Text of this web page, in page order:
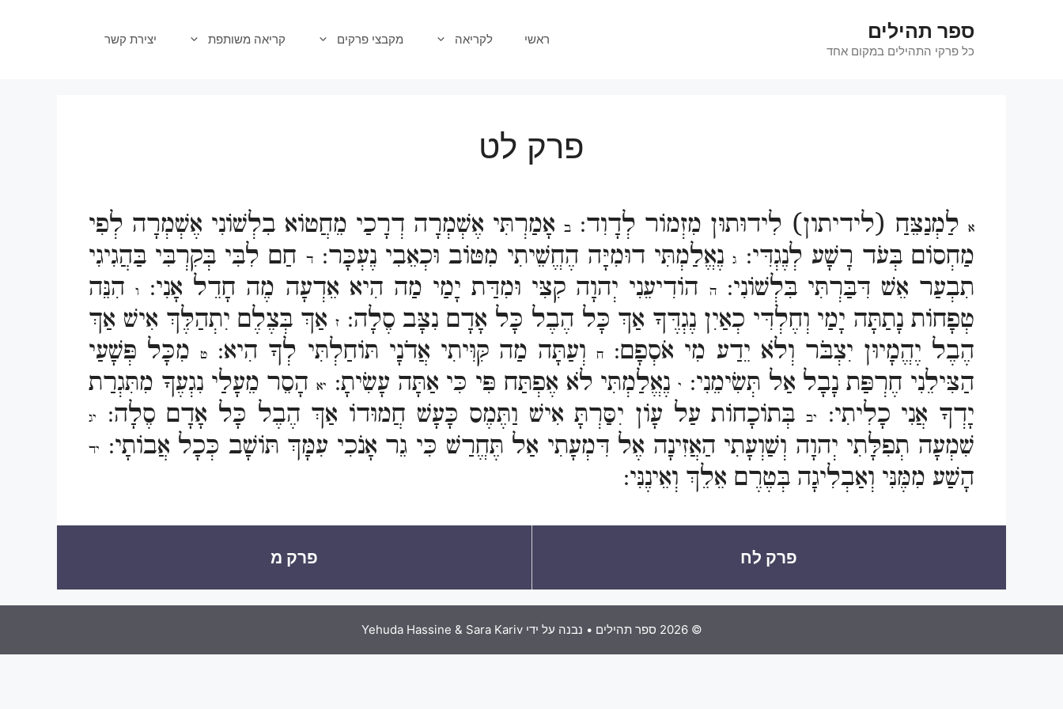
ספר תהילים
כל פרקי התהילים במקום אחד
ראשי לקריאה מקבצי פרקים קריאה משותפת יצירת קשר
פרק לט
א לַמְנַצֵּחַ (לידיתון) לִידוּתוּן מִזְמוֹר לְדָוִד: ב אָמַרְתִּי אֶשְׁמְרָה דְרָכַי מֵחֲטוֹא בִלְשׁוֹנִי אֶשְׁמְרָה לְפִי
מַחְסוֹם בְּעֹד רָשָׁע לְנֶגְדִּי:
גנֶאֱלַמְתִּי דוּמִיָּה הֶחֱשֵׁיתִי מִטּוֹב וּכְאֵבִי נֶעְכָּר:ד חַם לִבִּי בְּקִרְבִּי בַּהֲגִיגִי
תִבְעַר אֵשׁ דִּבַּרְתִּי בִּלְשׁוֹנִי:ה הוֹדִיעֵנִי יְהוָה קִצִּי וּמִדַּת יָמַי מַה הִיא אֵדְעָה מֶה חָדֵל אָנִי: והִנֵּה
טְפָחוֹת נָתַתָּה יָמַי וְחֶלְדִּי כְאַיִן נֶגְדֶּךָ אַךְ כָּל הֶבֶל כָּל אָדָם נִצָּב סֶלָה:ז אַךְ בְּצֶלֶם יִתְהַלֶּךְ אִישׁ אַךְ
הֶבֶל יֶהֱמָיוּן יִצְבֹּר וְלֹא יֵדַע מִי אֹסְפָם:
חוְעַתָּה מַה קִּוִּיתִי אֲדֹנָי תּוֹחַלְתִּי לְךָ הִיא: טמִכָּל פְּשָׁעַי
הַצִּילֵנִי חֶרְפַּת נָבָל אַל תְּשִׂימֵנִי: ינֶאֱלַמְתִּי לֹא אֶפְתַּח פִּי כִּי אַתָּה עָשִׂיתָ: יאהָסֵר מֵעָלַי נִגְעֶךָ מִתִּגְרַת
יָדְךָ אֲנִי כָלִיתִי:
יבבְּתוֹכָחוֹת עַל עָוֹן יִסַּרְתָּ אִישׁ וַתֶּמֶס כָּעָשׁ חֲמוּדוֹ אַךְ הֶבֶל כָּל אָדָם סֶלָה: יג
שִׁמְעָה תְפִלָּתִי יְהוָה וְשַׁוְעָתִי הַאֲזִינָה אֶל דִּמְעָתִי אַל תֶּחֱרַשׁ כִּי גֵר אָנֹכִי עִמָּךְ תּוֹשָׁב כְּכָל אֲבוֹתָי: יד
הָשַׁע מִמֶּנִּי וְאַבְלִיגָה בְּטֶרֶם אֵלֵךְ וְאֵינֶנִּי:
פרק לח פרק מ
© 2026 ספר תהילים • נבנה על ידיYehuda Hassine & Sara Kariv